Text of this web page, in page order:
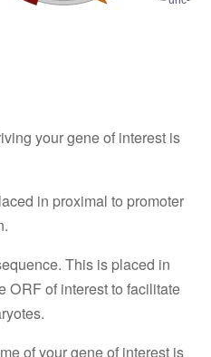
your gene of interest is
in proximal to promoter
This is placed in
ORF of interest to facilitate
of your gene of interest is